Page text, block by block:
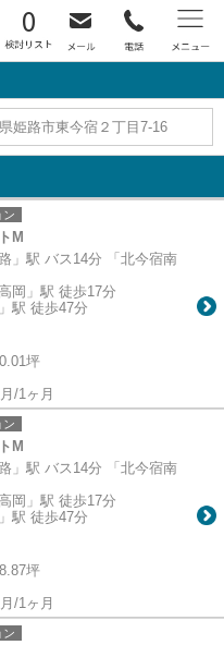
0
姫路市東今宿２丁目7-16
ン
M
」駅 バス14分 「北今宿南
岡」駅 徒歩17分
駅 徒歩47分
坪
/1ヶ月
ン
M
」駅 バス14分 「北今宿南
岡」駅 徒歩17分
駅 徒歩47分
坪
/1ヶ月
ン